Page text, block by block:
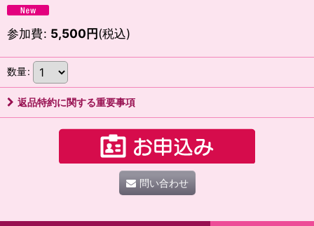
参加費: 5,500円(税込)
数量:
返品特約に関する重要事項
問い合わせ